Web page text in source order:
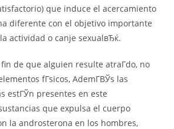
que induce el acercamiento
diferente con el objetivo importante
actividad o canje sexualвЂќ.
de que alguien resulte atraГ­do, no
fГ­sicos, AdemГ­ВЎs las
estГЎn presentes en este
que expulsa el cuerpo
la androsterona en los hombres,